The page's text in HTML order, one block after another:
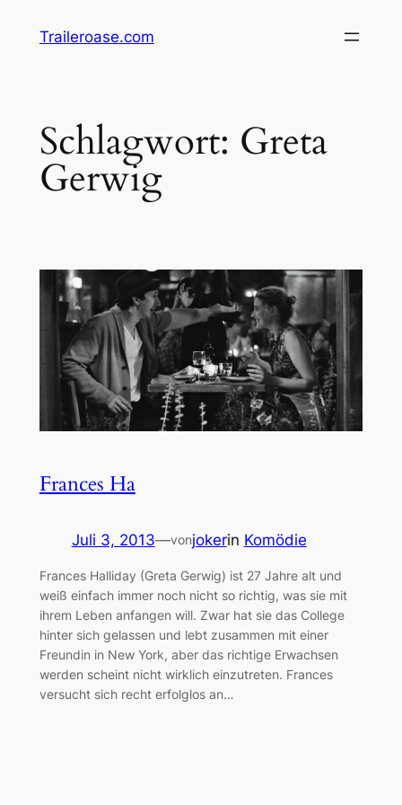
InhaltTraileroase.com
Schlagwort: Greta
Gerwig
Frances Ha
Juli 3, 2013—vonjokerin Komödie
Frances Halliday (Greta Gerwig) ist 27 Jahre alt und
weiß einfach immer noch nicht so richtig, was sie mit
ihrem Leben anfangen will. Zwar hat sie das College
hinter sich gelassen und lebt zusammen mit einer
Freundin in New York, aber das richtige Erwachsen
werden scheint nicht wirklich einzutreten. Frances
versucht sich recht erfolglos an…